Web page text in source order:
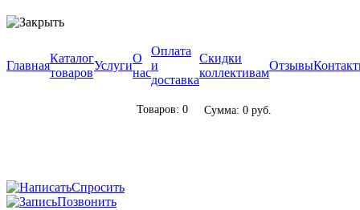
Главная
Каталог
товаров
Услуги
О
нас
Оплата
и
доставка
Скидки
коллективам
Отзывы
Товаров: 0 Сумма: 0 руб.
Спросить
Позвонить